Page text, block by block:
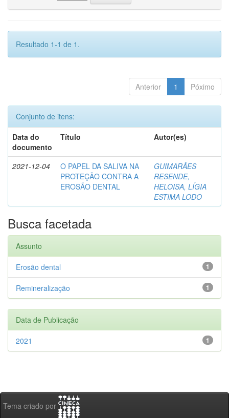
Resultado 1-1 de 1.
Anterior 1 Póximo
Conjunto de itens:
Data do
documento
Título Autor(es)
2021-12-04
O PAPEL DA SALIVA NA
PROTEÇÃO CONTRA A
EROSÃO DENTAL
GUIMARÃES
RESENDE,
HELOISA, LÍGIA
ESTIMA LODO
Busca facetada
Assunto
1
Erosão dental
1
Remineralização
Data de Publicação
1
2021
Tema criado por